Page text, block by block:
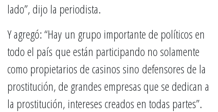
lado”, dijo la periodista.
Y agregó: “Hay un grupo importante de políticos en
todo el país que están participando no solamente
como propietarios de casinos sino defensores de la
prostitución, de grandes empresas que se dedican a
la prostitución, intereses creados en todas partes”.